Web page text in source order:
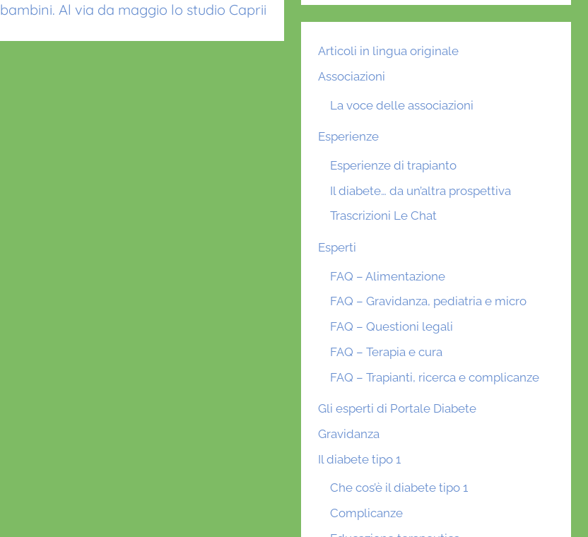
bambini. Al via da maggio lo studio Caprii
Articoli in lingua originale
Associazioni
La voce delle associazioni
Esperienze
Esperienze di trapianto
Il diabete… da un’altra prospettiva
Trascrizioni Le Chat
Esperti
FAQ – Alimentazione
FAQ – Gravidanza, pediatria e micro
FAQ – Questioni legali
FAQ – Terapia e cura
FAQ – Trapianti, ricerca e complicanze
Gli esperti di Portale Diabete
Gravidanza
Il diabete tipo 1
Che cos’è il diabete tipo 1
Complicanze